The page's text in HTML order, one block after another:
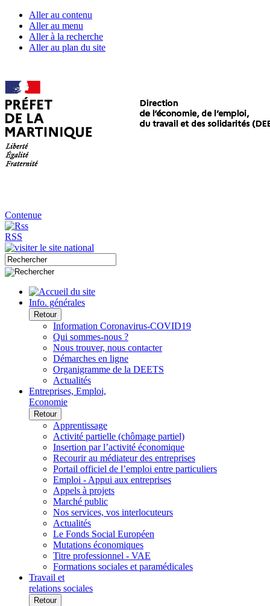
Aller au contenu
Aller au menu
Aller à la recherche
Aller au plan du site
Contenue
RSS
Info. générales
Retour
Information Coronavirus-COVID19
Qui sommes-nous ?
Nous trouver, nous contacter
Démarches en ligne
Organigramme de la DEETS
Actualités
Entreprises, Emploi,
Economie
Retour
Apprentissage
Activité partielle (chômage partiel)
Insertion par l’activité économique
Recourir au médiateur des entreprises
Portail officiel de l’emploi entre particuliers
Emploi - Appui aux entreprises
Appels à projets
Marché public
Nos services, vos interlocuteurs
Actualités
Le Fonds Social Européen
Mutations économiques
Titre professionnel - VAE
Formations sociales et paramédicales
Travail et
relations sociales
Retour